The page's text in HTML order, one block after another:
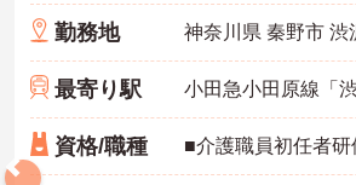
勤務地
最寄り駅
資格/職種